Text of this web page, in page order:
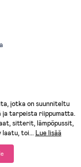
jotka on suunniteltu
ja tarpeista riippumatta.
sitterit, lämpöpussit,
laatu, toi... Lue lisää